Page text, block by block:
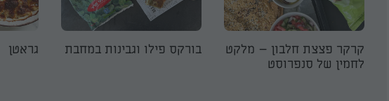
קרקר פצצת חלבון – מלקט
לחמין של סנפרוסט
בורקס פילו וגבינות במחבת גראטן